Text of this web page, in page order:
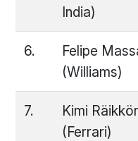
India)
6.
Felipe
(Williams)
7.
Kimi
(Ferrari)